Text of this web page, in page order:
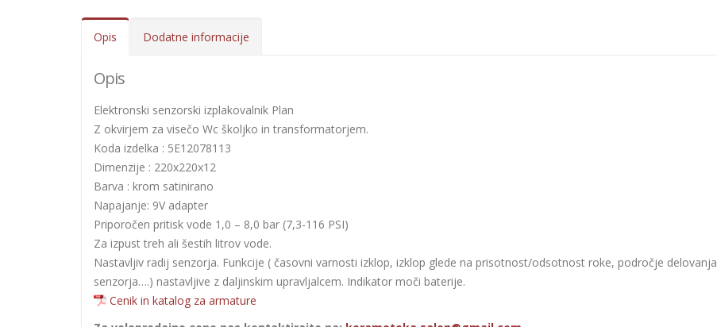
Opis Dodatne informacije
Opis
Elektronski senzorski izplakovalnik Plan
Z okvirjem za visečo Wc školjko in transformatorjem.
Koda izdelka : 5E12078113
Dimenzije : 220x220x12
Barva : krom satinirano
Napajanje: 9V adapter
Priporočen pritisk vode 1,0 – 8,0 bar (7,3-116 PSI)
Za izpust treh ali šestih litrov vode.
Nastavljiv radij senzorja. Funkcije ( časovni varnosti izklop, izklop glede na prisotnost/odsotnost roke, področje delovanja
senzorja….) nastavljive z daljinskim upravljalcem. Indikator moči baterije.
Cenik in katalog za armature